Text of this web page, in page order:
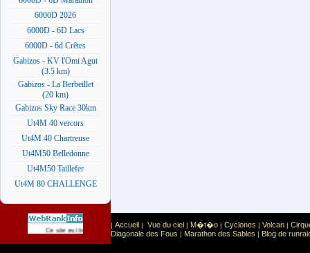
6000D 2026
6000D - 6D Lacs
6000D - 6d Crêtes
Gabizos - KV l'Omi Agut
(3.5 km)
Gabizos - La Berbeillet
(20 km)
Gabizos Sky Race 30km
Ut4M 40 vercors
Ut4M 40 Chartreuse
Ut4M50 Belledonne
Ut4M50 Taillefer
Ut4M 80 CHALLENGE
Ce site est list� dans la cat�gorie Sport Sports extr�mes
| Accueil | Vue du ciel | M�t�o | Cyclones | Volcan |
Diagonale des Fous | Marathon des Sables | Blog de